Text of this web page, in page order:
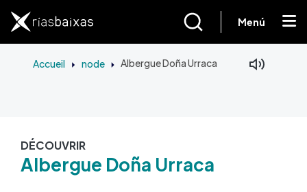
Menú
Accueil node Albergue Doña Urraca
DÉCOUVRIR
Albergue Doña Urraca